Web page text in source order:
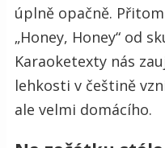
úplně opačně.
„Honey, Honey“ od
Karaoketexty nás
lehkosti v češtině
ale velmi domácího.